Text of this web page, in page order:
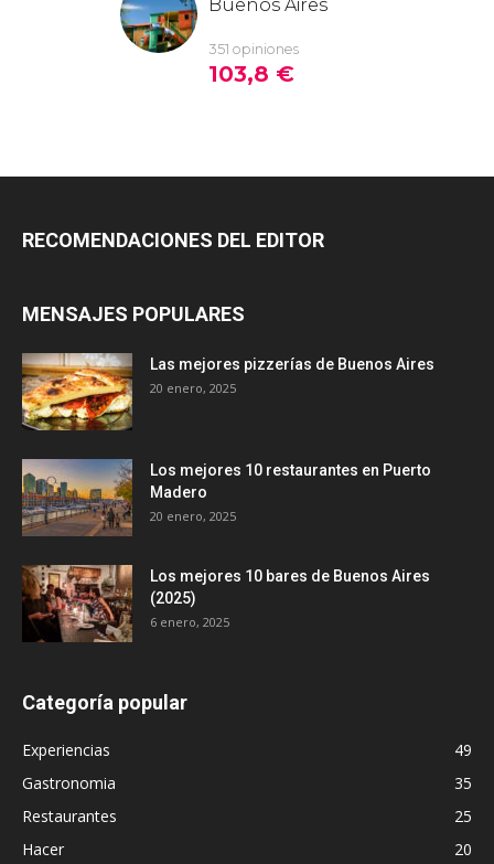
RECOMENDACIONES DEL EDITOR
MENSAJES POPULARES
Las mejores pizzerías de Buenos Aires
20 enero, 2025
Los mejores 10 restaurantes en Puerto
Madero
20 enero, 2025
Los mejores 10 bares de Buenos Aires
(2025)
6 enero, 2025
Categoría popular
Experiencias
49
Gastronomia
35
Restaurantes
25
Hacer
20